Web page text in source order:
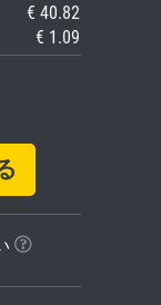
€ 40.82
€ 1.09